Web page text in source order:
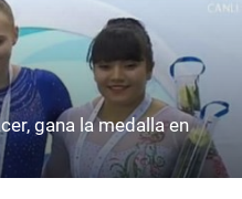
gana la medalla en